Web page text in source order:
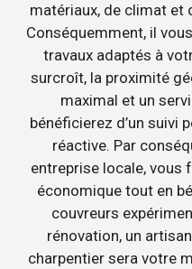
matériaux, de climat et
Conséquemment, il
travaux adaptés à
surcroît, la proximité
maximal et un
bénéficierez d’un suivi
réactive. Par
entreprise locale, vous
économique tout en
couvreurs
rénovation, un
charpentier sera votre